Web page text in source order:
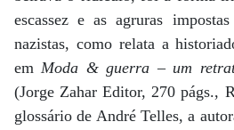
escassez e as agruras
nazistas, como relata a
emModa & guerra – um
(Jorge Zahar Editor, 270 págs.,
glossário de André Telles, a